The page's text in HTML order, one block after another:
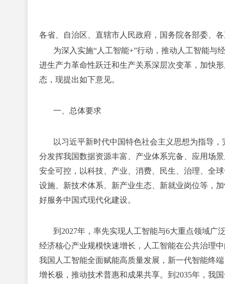
各省、自治区、直辖市人民政府，国务院各部委、
为深入实施“人工智能+”行动，推动人工智能与
进生产力革命性跃迁和生产关系深层次变革，加快
态，现提出如下意见。
一、总体要求
以习近平新时代中国特色社会主义思想为指导
分发挥我国数据资源丰富、产业体系完备、应用场
安全可控，以科技、产业、消费、民生、治理、全
设施、新技术体系、新产业生态、新就业岗位等，
好服务中国式现代化建设。
到2027年，率先实现人工智能与6大重点领域广
经济核心产业规模快速增长，人工智能在公共治理
我国人工智能全面赋能高质量发展，新一代智能终
增长极，推动技术普惠和成果共享。到2035年，我